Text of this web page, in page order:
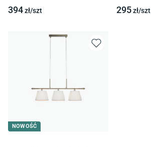
394zł/szt 295zł/szt
NOWOŚĆ